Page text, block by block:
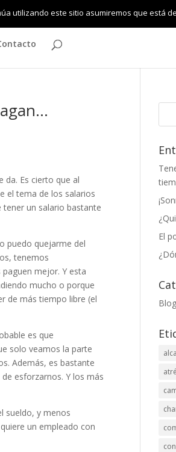
da. Es cierto que al
el tema de los salarios
tener un salario bastante
puedo quejarme del
tenemos
mejor. Y esta
mucho o porque
de más tiempo libre (el
es que
solo veamos la parte
Además, es bastante
esforzarnos. Y los más
sueldo, y menos
un empleado con
El
utilizando este sitio asumiremos que está